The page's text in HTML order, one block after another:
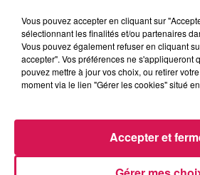
Vous pouvez accepter en cliquant sur
sélectionnant les finalités et/ou partenaires
Vous pouvez également refuser en cliquant
accepter". Vos préférences ne s'appliqueront
pouvez mettre à jour vos choix, ou retirer
moment via le lien "Gérer les cookies" situé
Accepter et